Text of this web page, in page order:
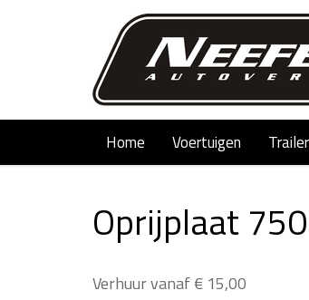
Home Voertuigen
Oprijplaat
Verhuur vanaf € 15,00